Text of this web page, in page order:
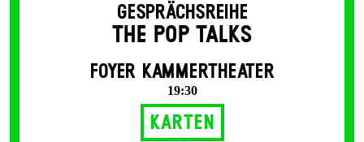
GESPRÄCHSREIHE
THE POP TALKS
FOYER KAMMERTHEATER
19:30
Karten